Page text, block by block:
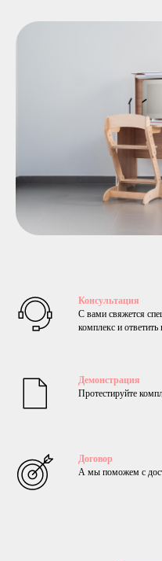
Консультация
С вами свяжется
комплекс и
Демонстрация
Протестируйте
Договор
А мы поможем с